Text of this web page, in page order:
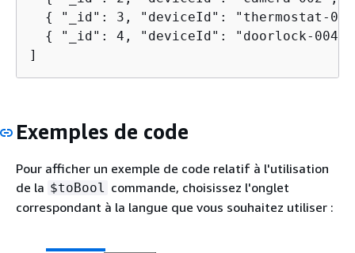
{
"_id": 3, "deviceId": "thermostat-
{
"_id": 4, "deviceId": "doorlock-
]
Exemples de code
Pour afficher un exemple de code relatif à l'utilisation
de la $toBool commande, choisissez l'onglet
correspondant à la langue que vous souhaitez utiliser :